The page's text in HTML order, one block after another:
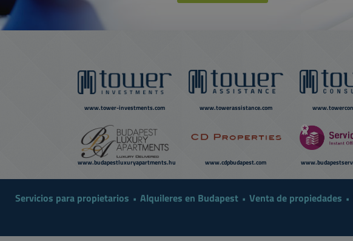
www.tower-investments.com www.towerassistance.com
www.budapestluxuryapartments.hu www.cdpbudapest.com
Servicios para propietarios Alquileres en Budapest Venta de propiedades